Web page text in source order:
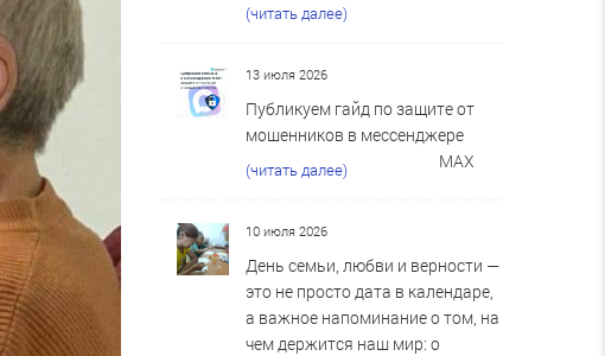
(читать далее)
13 июля 2026
Публикуем гайд по защите от
мошенников в мессенджере
MAX
(читать далее)
10 июля 2026
День семьи, любви и верности —
это не просто дата в календаре,
а важное напоминание о том, на
чем держится наш мир: о